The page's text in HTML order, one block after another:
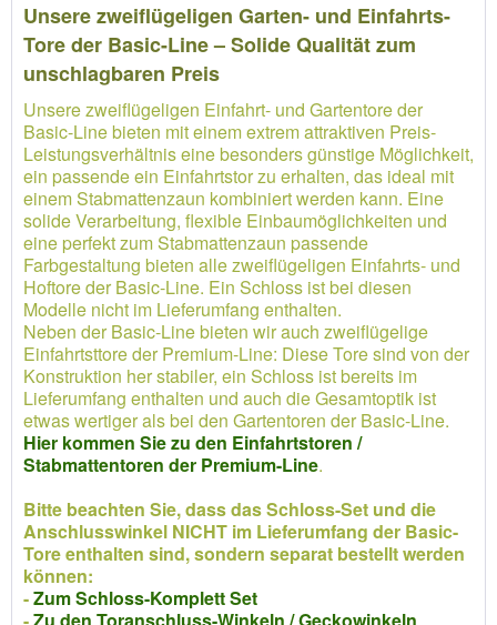
Unsere zweiflügeligen Garten- und Einfahrts-
Tore der Basic-Line – Solide Qualität zum
unschlagbaren Preis
Unsere zweiflügeligen Einfahrt- und Gartentore der
Basic-Line bieten mit einem extrem attraktiven Preis-
Leistungsverhältnis eine besonders günstige Möglichkeit,
ein passende ein Einfahrtstor zu erhalten, das ideal mit
einem Stabmattenzaun kombiniert werden kann. Eine
solide Verarbeitung, flexible Einbaumöglichkeiten und
eine perfekt zum Stabmattenzaun passende
Farbgestaltung bieten alle zweiflügeligen Einfahrts- und
Hoftore der Basic-Line. Ein Schloss ist bei diesen
Modelle nicht im Lieferumfang enthalten.
Neben der Basic-Line bieten wir auch zweiflügelige
Einfahrtsttore der Premium-Line: Diese Tore sind von der
Konstruktion her stabiler, ein Schloss ist bereits im
Lieferumfang enthalten und auch die Gesamtoptik ist
etwas wertiger als bei den Gartentoren der Basic-Line.
Hier kommen Sie zu den Einfahrtstoren /
Stabmattentoren der Premium-Line.
Bitte beachten Sie, dass das Schloss-Set und die
Anschlusswinkel NICHT im Lieferumfang der Basic-
Tore enthalten sind, sondern separat bestellt werden
können:
-Zum Schloss-Komplett Set